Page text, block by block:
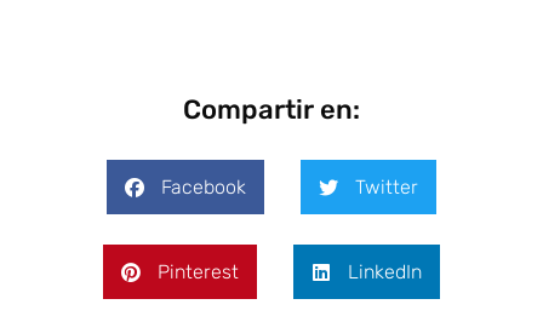
Compartir en:
Facebook Twitter
Pinterest LinkedIn